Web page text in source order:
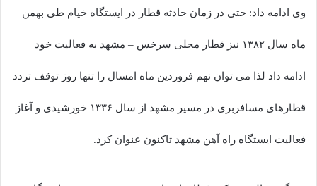
وی ادامه داد: حتی در زمان حادثه قطار در ایستگاه خیام طی بهمن
ماه سال ۱۳۸۲ نیز قطار محلی سرخس – مشهد به فعالیت خود
ادامه داد لذا می توان نهم فروردین ماه امسال را تنها روز توقف تردد
قطارهای مسافربری در مسیر مشهد از سال ۱۳۳۶ خورشیدی و آغاز
فعالیت ایستگاه راه آهن مشهد تاکنون عنوان کرد.